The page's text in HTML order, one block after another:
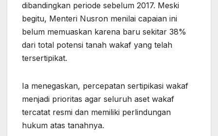
dibandingkan periode sebelum 2017. Meski
begitu, Menteri Nusron menilai capaian ini
belum memuaskan karena baru sekitar 38%
dari total potensi tanah wakaf yang telah
tersertipikat.
Ia menegaskan, percepatan sertipikasi wakaf
menjadi prioritas agar seluruh aset wakaf
tercatat resmi dan memiliki perlindungan
hukum atas tanahnya.